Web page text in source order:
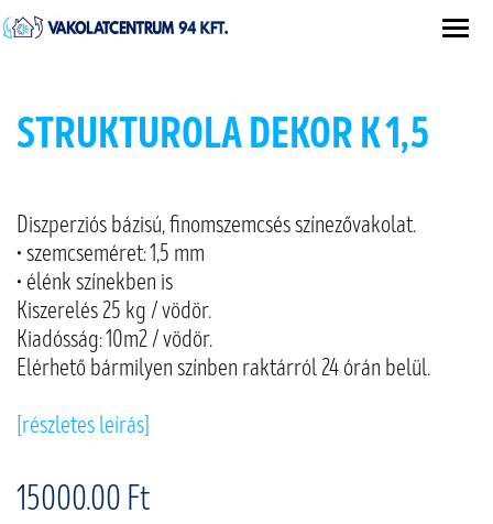
STRUKTUROLA DEKOR K 1,5
Diszperziós bázisú, ﬁnomszemcsés színezővakolat.
• szemcseméret: 1,5 mm
• élénk színekben is
Kiszerelés 25 kg / vödör.
Kiadósság: 10m2 / vödör.
Elérhető bármilyen színben raktárról 24 órán belül.
[részletes leírás]
15000.00 Ft